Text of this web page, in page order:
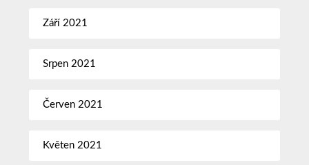
Září 2021
Srpen 2021
Červen 2021
Květen 2021